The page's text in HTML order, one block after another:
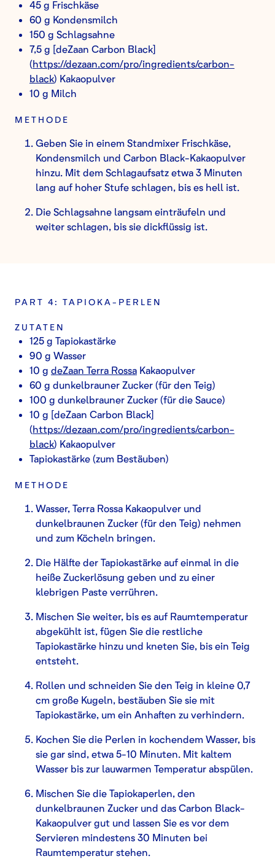
45 g Frischkäse
60 g Kondensmilch
150 g Schlagsahne
7,5 g [deZaan Carbon Black]
(https://dezaan.com/pro/ingredients/carbon-
black) Kakaopulver
10 g Milch
METHODE
Geben Sie in einem Standmixer Frischkäse,
Kondensmilch und Carbon Black-Kakaopulver
hinzu. Mit dem Schlagaufsatz etwa 3 Minuten
lang auf hoher Stufe schlagen, bis es hell ist.
Die Schlagsahne langsam einträufeln und
weiter schlagen, bis sie dickflüssig ist.
PART 4: TAPIOKA-PERLEN
ZUTATEN
125 g Tapiokastärke
90 g Wasser
10 g deZaan Terra Rossa Kakaopulver
60 g dunkelbrauner Zucker (für den Teig)
100 g dunkelbrauner Zucker (für die Sauce)
10 g [deZaan Carbon Black]
(https://dezaan.com/pro/ingredients/carbon-
black) Kakaopulver
Tapiokastärke (zum Bestäuben)
METHODE
Wasser, Terra Rossa Kakaopulver und
dunkelbraunen Zucker (für den Teig) nehmen
und zum Köcheln bringen.
Die Hälfte der Tapiokastärke auf einmal in die
heiße Zuckerlösung geben und zu einer
klebrigen Paste verrühren.
Mischen Sie weiter, bis es auf Raumtemperatur
abgekühlt ist, fügen Sie die restliche
Tapiokastärke hinzu und kneten Sie, bis ein Teig
entsteht.
Rollen und schneiden Sie den Teig in kleine 0,7
cm große Kugeln, bestäuben Sie sie mit
Tapiokastärke, um ein Anhaften zu verhindern.
Kochen Sie die Perlen in kochendem Wasser, bis
sie gar sind, etwa 5-10 Minuten. Mit kaltem
Wasser bis zur lauwarmen Temperatur abspülen.
Mischen Sie die Tapiokaperlen, den
dunkelbraunen Zucker und das Carbon Black-
Kakaopulver gut und lassen Sie es vor dem
Servieren mindestens 30 Minuten bei
Raumtemperatur stehen.